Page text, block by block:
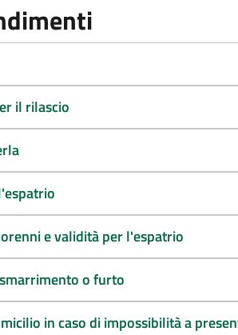
il rilascio
e validità per l'espatrio
o furto
in caso di impossibilità a